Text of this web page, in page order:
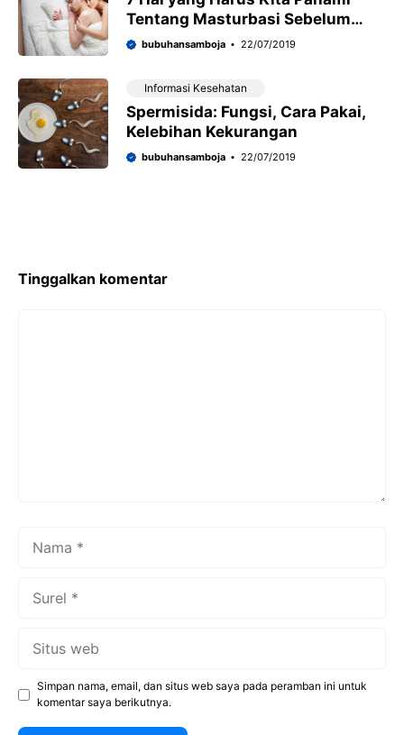
Tentang Masturbasi Sebelum
Seks
bubuhansamboja 22/07/2019
Informasi Kesehatan
Spermisida: Fungsi, Cara Pakai,
Kelebihan Kekurangan
bubuhansamboja 22/07/2019
Tinggalkan komentar
Simpan nama, email, dan situs web saya pada peramban ini untuk
komentar saya berikutnya.